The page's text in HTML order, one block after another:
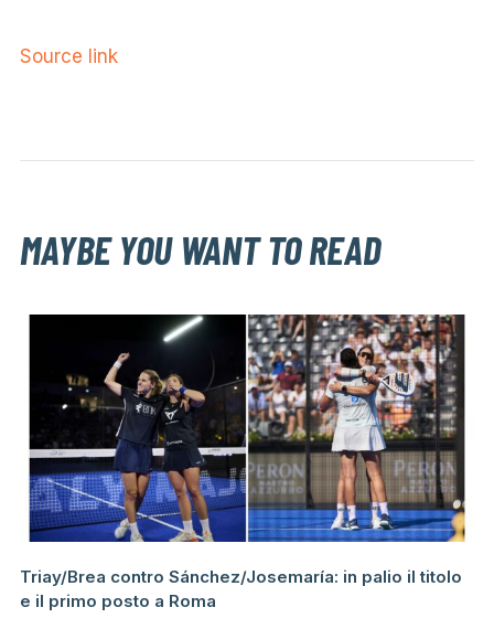
Source link
MAYBE YOU WANT TO READ
Triay/Brea contro Sánchez/Josemaría: in palio il titolo
e il primo posto a Roma